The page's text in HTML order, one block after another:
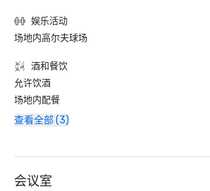
娱乐活动
场地内高尔夫球场
酒和餐饮
允许饮酒
场地内配餐
查看全部 (3)
会议室